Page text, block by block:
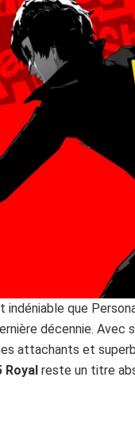
indéniable que
décennie. Avec
attachants et
Royal reste un titre